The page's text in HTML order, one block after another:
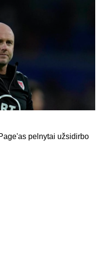
pelnytai užsidirbo